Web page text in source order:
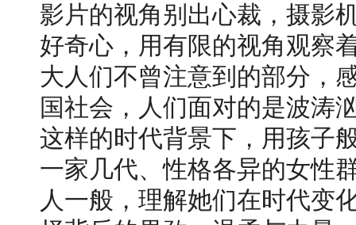
影片的视角别出心裁，摄影
好奇心，用有限的视角观察
大人们不曾注意到的部分，
国社会，人们面对的是波涛
这样的时代背景下，用孩子
一家几代、性格各异的女性
人一般，理解她们在时代变